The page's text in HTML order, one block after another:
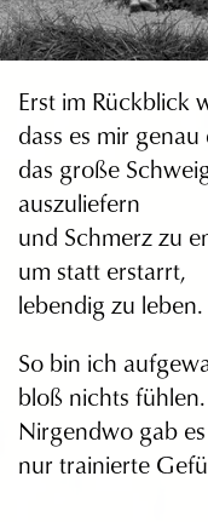
Erst im Rückblick
dass es mir
das große
auszuliefern
und Schmerz zu
um statt erstarrt,
lebendig zu leben.
So bin ich
bloß nichts fühlen.
Nirgendwo gab
nur trainierte